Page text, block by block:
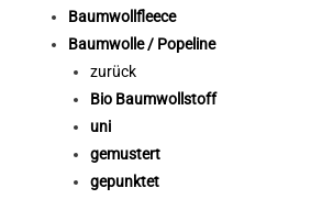
Baumwollfleece
Baumwolle / Popeline
zurück
Bio Baumwollstoff
uni
gemustert
gepunktet